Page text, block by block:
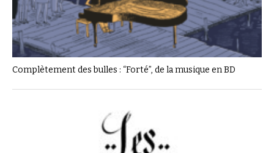
Complètement des bulles : “Forté”, de la musique en BD